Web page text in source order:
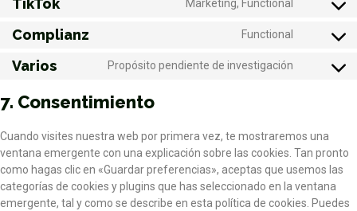
TikTok Marketing, Functional
Complianz Functional
Varios Propósito pendiente de investigación
7. Consentimiento
Cuando visites nuestra web por primera vez, te mostraremos una
ventana emergente con una explicación sobre las cookies. Tan pronto
como hagas clic en «Guardar preferencias», aceptas que usemos las
categorías de cookies y plugins que has seleccionado en la ventana
emergente, tal y como se describe en esta política de cookies. Puedes